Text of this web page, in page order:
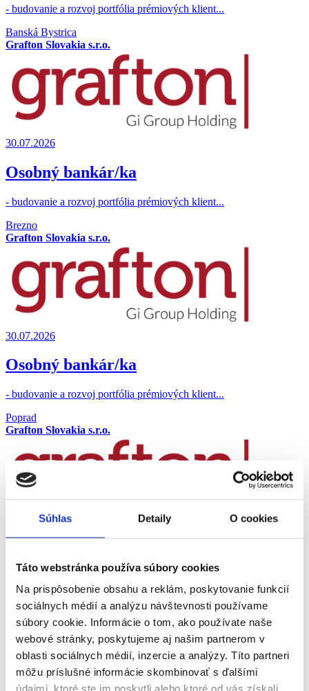
Súhlas Detaily O cookies
Táto webstránka používa súbory cookies
Na prispôsobenie obsahu a reklám, poskytovanie funkcií
sociálnych médií a analýzu návštevnosti používame
súbory cookie. Informácie o tom, ako používate naše
webové stránky, poskytujeme aj našim partnerom v
oblasti sociálnych médií, inzercie a analýzy. Títo partneri
môžu príslušné informácie skombinovať s ďalšími
údajmi, ktoré ste im poskytli alebo ktoré od vás získali,
- budovanie a rozvoj portfólia prémiových klient...
Banská Bystrica
Grafton Slovakia s.r.o.
30.07.2026
Osobný bankár/ka
- budovanie a rozvoj portfólia prémiových klient...
Brezno
Grafton Slovakia s.r.o.
30.07.2026
Osobný bankár/ka
- budovanie a rozvoj portfólia prémiových klient...
Poprad
Grafton Slovakia s.r.o.
- starostlivosť o bonitných a prémiových kliento...
Poprad
Grafton Slovakia s.r.o.